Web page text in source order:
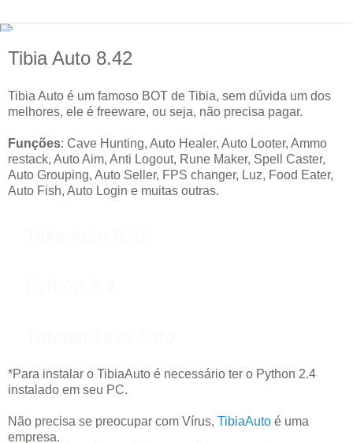
Tibia Auto 8.42
Tibia Auto é um famoso BOT de Tibia, sem dúvida um dos
melhores, ele é freeware, ou seja, não precisa pagar.
Funções: Cave Hunting, Auto Healer, Auto Looter, Ammo
restack, Auto Aim, Anti Logout, Rune Maker, Spell Caster,
Auto Grouping, Auto Seller, FPS changer, Luz, Food Eater,
Auto Fish, Auto Login e muitas outras.
*Para instalar o TibiaAuto é necessário ter o Python 2.4
instalado em seu PC.
Não precisa se preocupar com Vírus, TibiaAuto é uma
empresa.